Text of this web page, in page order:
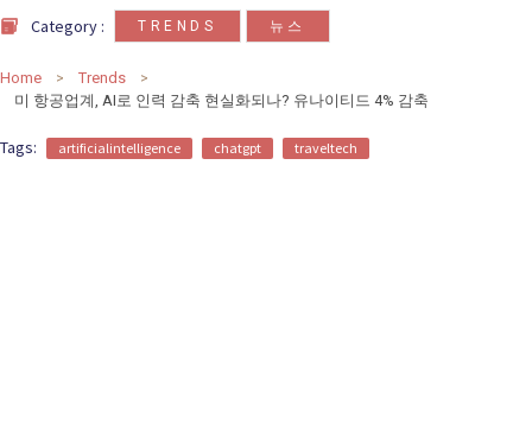
Category : TRENDS 뉴스
Home
Trends
미 항공업계, AI로 인력 감축 현실화되나? 유나이티드 4% 감축
Tags: artificialintelligence chatgpt traveltech